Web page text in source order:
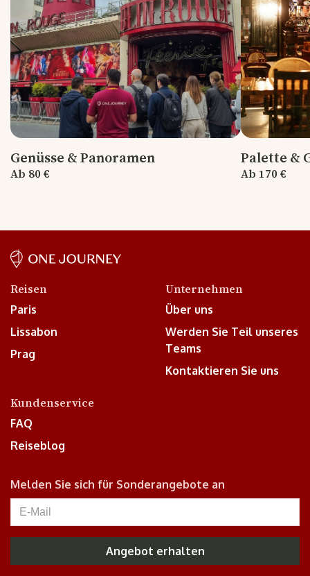
Genüsse & Panoramen
Ab 80 €
Palette &
Ab 170 €
Reisen
Paris
Lissabon
Prag
Unternehmen
Über uns
Werden Sie Teil unseres
Teams
Kontaktieren Sie uns
Kundenservice
FAQ
Reiseblog
Melden Sie sich für Sonderangebote an
Angebot erhalten